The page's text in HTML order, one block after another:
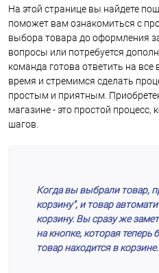
На этой странице вы найдете
поможет вам ознакомиться с
выбора товара до оформления
вопросы или потребуется
команда готова ответить на
время и стремимся сделать
простым и приятным.
магазине - это простой
шагов.
Когда вы выбрали товар,
корзину", и товар
корзину. Вы сразу же
на кнопке, которая теперь
товар находится в корзине.